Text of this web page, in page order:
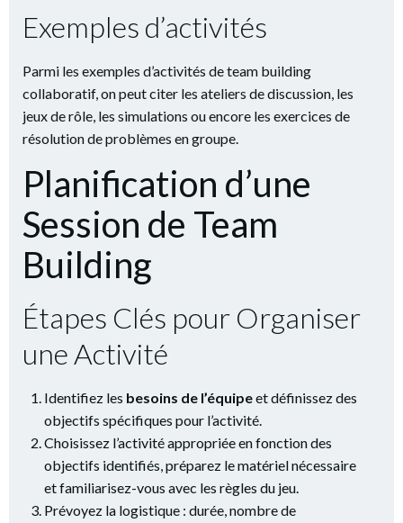
Exemples d’activités
Parmi les exemples d’activités de team building
collaboratif, on peut citer les ateliers de discussion, les
jeux de rôle, les simulations ou encore les exercices de
résolution de problèmes en groupe.
Planification d’une
Session de Team
Building
Étapes Clés pour Organiser
une Activité
Identifiez les besoins de l’équipeet définissez des
objectifs spécifiques pour l’activité.
Choisissez l’activité appropriée en fonction des
objectifs identifiés, préparez le matériel nécessaire
et familiarisez-vous avec les règles du jeu.
Prévoyez la logistique : durée, nombre de